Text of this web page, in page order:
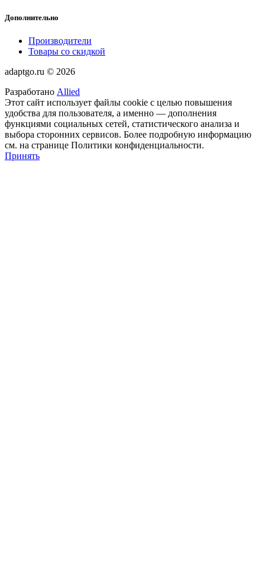
Дополнительно
Производители
Товары со скидкой
adaptgo.ru © 2026
Разработано Allied
Этот сайт использует файлы cookie с целью повышения
удобства для пользователя, а именно — дополнения
функциями социальных сетей, статистического анализа и
выбора сторонних сервисов. Более подробную информацию
см. на странице Политики конфиденциальности.
Принять